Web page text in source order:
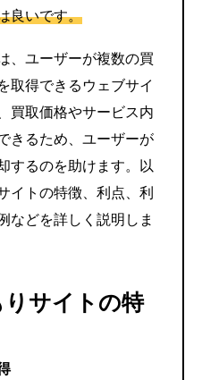
良いです。
、ユーザーが複数の買
取得できるウェブサイ
買取価格やサービス内
きるため、ユーザーが
するのを助けます。以
イトの特徴、利点、利
などを詳しく説明しま
りサイトの特